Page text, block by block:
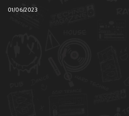
01/06/2023